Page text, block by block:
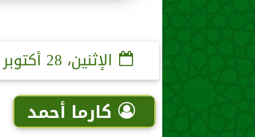
الإثنين، 28 أكتوبر 2024
كارما أحمد